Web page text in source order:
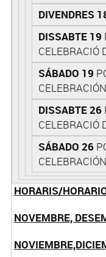
DIVENDRES
DISSABTE 19
CELEBRACIÓ
SÁBADO 19
DISSABTE 26
CELEBRACIÓ
SÁBADO 26
HORARIS/
NOVEMBRE,